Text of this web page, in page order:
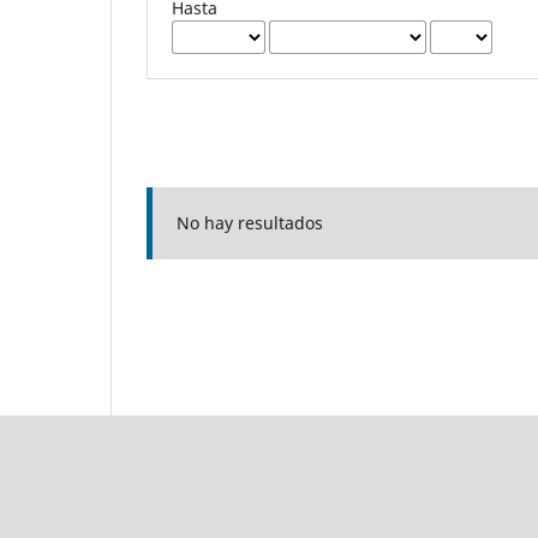
Hasta
No hay resultados